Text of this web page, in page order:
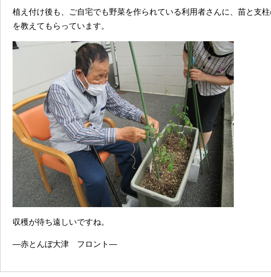
植え付け後も、ご自宅でも野菜を作られている利用者さんに、苗と支
を教えてもらっています。
収穫が待ち遠しいですね。
―赤とんぼ大津 フロント―